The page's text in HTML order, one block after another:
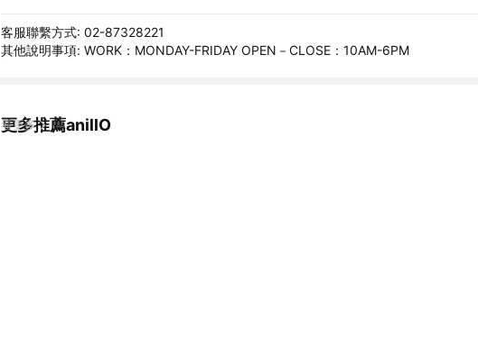
客服聯繫方式: 02-87328221
其他說明事項: WORK：MONDAY-FRIDAY OPEN－CLOSE：10AM-6PM
更多推薦anillO
看更多